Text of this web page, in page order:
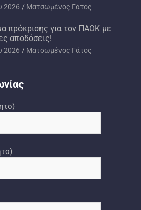
2026 Ματσωμένος Γάτος
πρόκρισης για τον ΠΑΟΚ με
αποδόσεις!
2026 Ματσωμένος Γάτος